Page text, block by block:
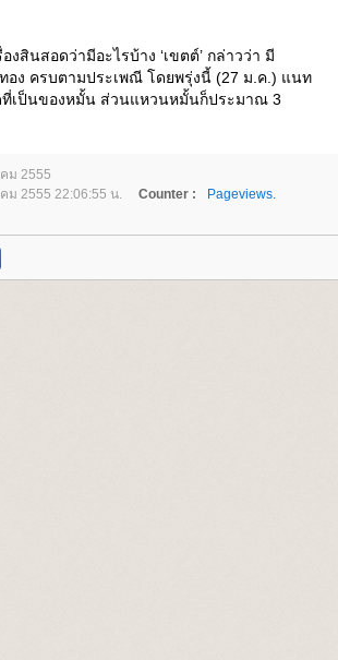
งสินสอดว่ามีอะไรบ้าง ‘เขตต์’ กล่าวว่า มี
ทอง ครบตามประเพณี โดยพรุ่งนี้ (27 ม.ค.) แนท
ที่เป็นของหมั้น ส่วนแหวนหมั้นก็ประมาณ 3
ม 2555
ม 2555 22:06:55 น. Counter :
Pageviews.